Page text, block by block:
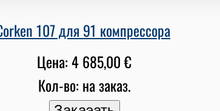
107 для 91 компрессора
Цена: 4 685,00 €
Кол-во: на заказ.